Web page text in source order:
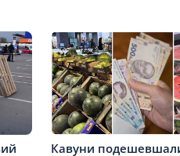
Кавуни